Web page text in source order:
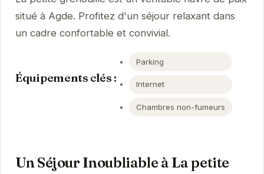
situé à Agde. Profitez d'un séjour relaxant dans
un cadre confortable et convivial.
Équipements clés :
Parking
Internet
Chambres non-fumeurs
Un Séjour Inoubliable à La petite